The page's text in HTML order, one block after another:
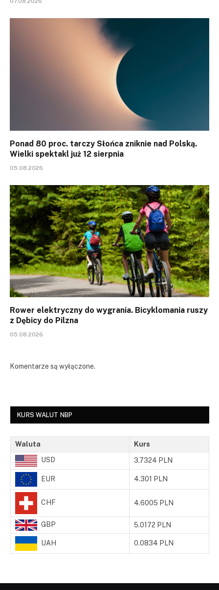
Ponad 80 proc. tarczy Słońca zniknie nad Polską.
Wielki spektakl już 12 sierpnia
05.08.2026
Rower elektryczny do wygrania. Bicyklomania ruszy
z Dębicy do Pilzna
05.08.2026
Komentarze są wyłączone.
KURS WALUT NBP
Waluta Kurs
USD 3.7324 PLN
EUR 4.301 PLN
CHF 4.6005 PLN
GBP 5.0172 PLN
UAH 0.0834 PLN